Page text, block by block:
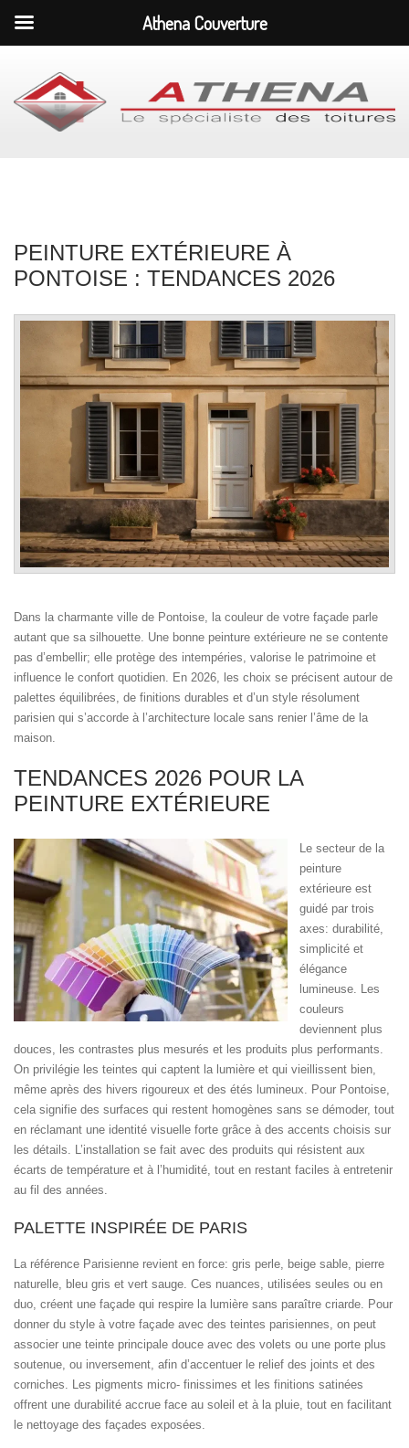
PEINTURE EXTÉRIEURE À
PONTOISE : TENDANCES 2026
Dans la charmante ville de Pontoise, la couleur de votre façade parle
autant que sa silhouette. Une bonne peinture extérieure ne se contente
pas d’embellir; elle protège des intempéries, valorise le patrimoine et
influence le confort quotidien. En 2026, les choix se précisent autour de
palettes équilibrées, de finitions durables et d’un style résolument
parisien qui s’accorde à l’architecture locale sans renier l’âme de la
maison.
TENDANCES 2026 POUR LA
PEINTURE EXTÉRIEURE
Le secteur de la
peinture
extérieure est
guidé par trois
axes: durabilité,
simplicité et
élégance
lumineuse. Les
couleurs
deviennent plus
douces, les contrastes plus mesurés et les produits plus performants.
On privilégie les teintes qui captent la lumière et qui vieillissent bien,
même après des hivers rigoureux et des étés lumineux. Pour Pontoise,
cela signifie des surfaces qui restent homogènes sans se démoder, tout
en réclamant une identité visuelle forte grâce à des accents choisis sur
les détails. L’installation se fait avec des produits qui résistent aux
écarts de température et à l’humidité, tout en restant faciles à entretenir
au fil des années.
PALETTE INSPIRÉE DE PARIS
La référence Parisienne revient en force: gris perle, beige sable, pierre
naturelle, bleu gris et vert sauge. Ces nuances, utilisées seules ou en
duo, créent une façade qui respire la lumière sans paraître criarde. Pour
donner du style à votre façade avec des teintes parisiennes, on peut
associer une teinte principale douce avec des volets ou une porte plus
soutenue, ou inversement, afin d’accentuer le relief des joints et des
corniches. Les pigments micro- finissimes et les finitions satinées
offrent une durabilité accrue face au soleil et à la pluie, tout en facilitant
le nettoyage des façades exposées.
Athena Couverture